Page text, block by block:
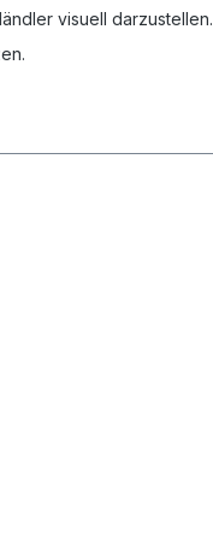
visuell darzustellen.